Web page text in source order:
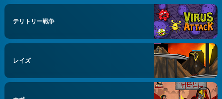
テリトリー戦争
レイズ